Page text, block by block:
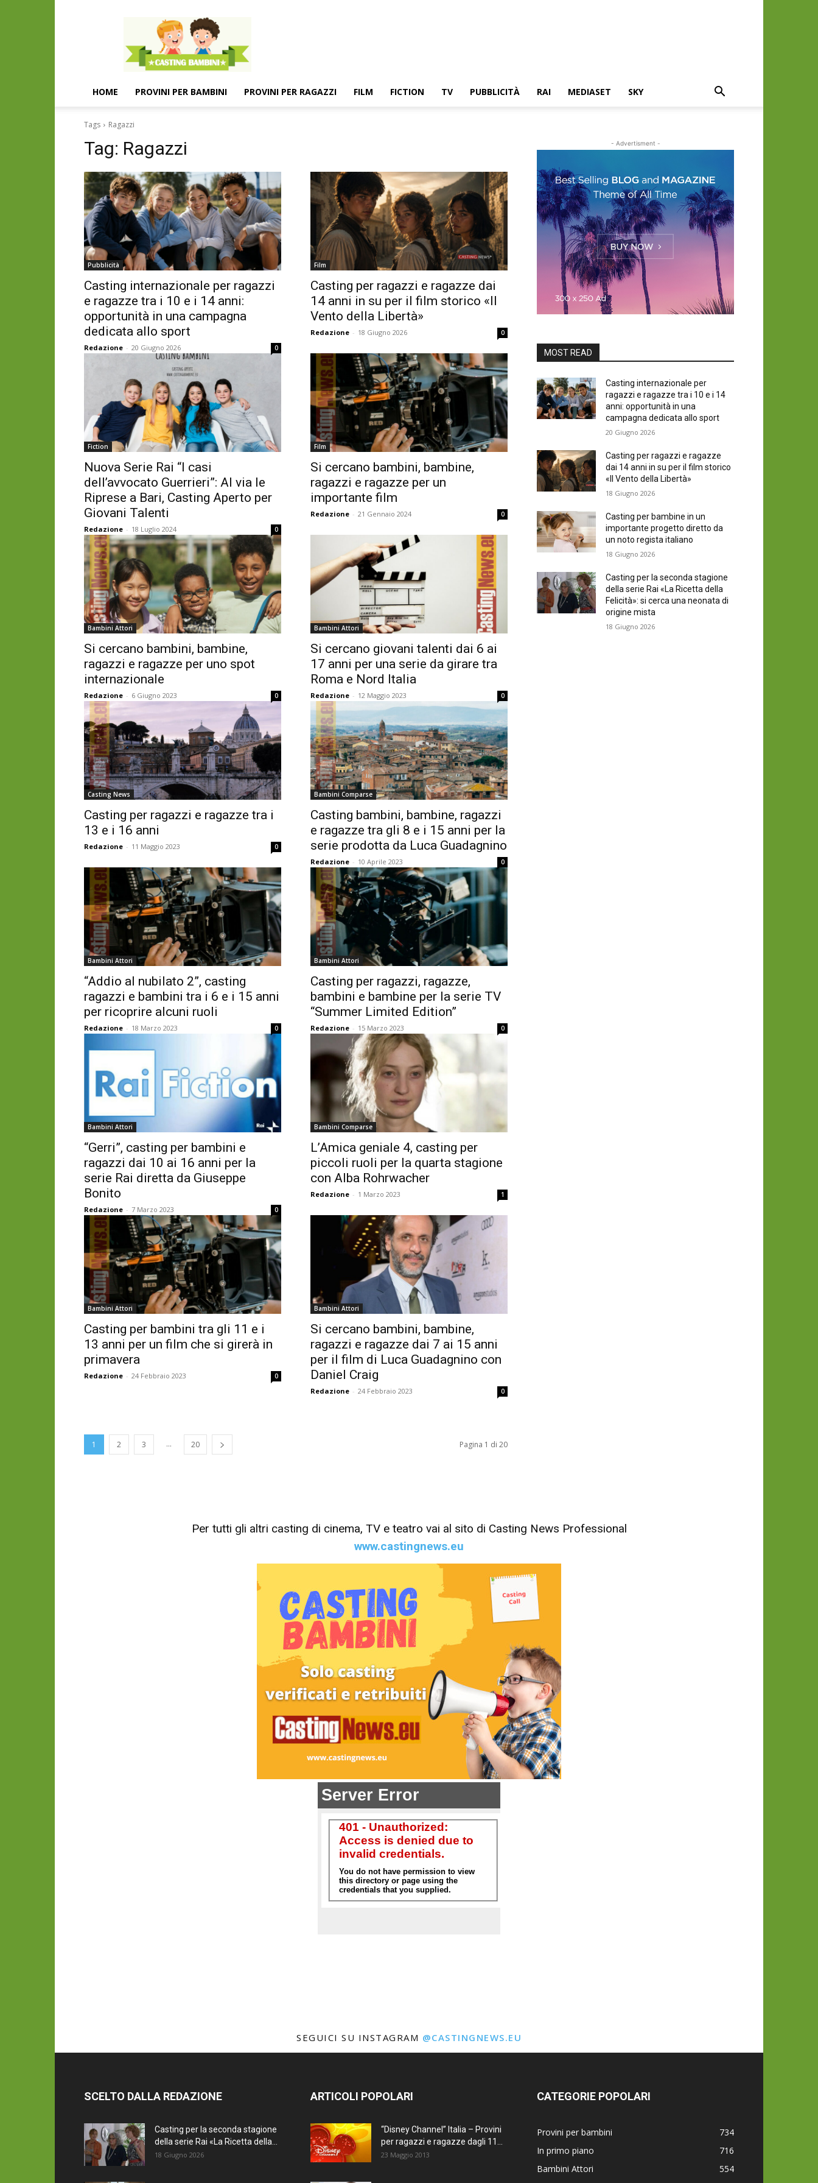
Casting
e
provini
per
bambini
e
HOME PROVINI PER BAMBINI PROVINI PER RAGAZZI FILM FICTION TV PUBBLICITÀ RAI MEDIASET SKY
Tags Ragazzi
Tag: Ragazzi
Pubblicità
Casting internazionale per ragazzi
e ragazze tra i 10 e i 14 anni:
opportunità in una campagna
dedicata allo sport
Redazione - 20 Giugno 2026 0
Film
Casting per ragazzi e ragazze dai
14 anni in su per il film storico «Il
Vento della Libertà»
Redazione - 18 Giugno 2026 0
Fiction
Nuova Serie Rai “I casi
dell’avvocato Guerrieri”: Al via le
Riprese a Bari, Casting Aperto per
Giovani Talenti
Redazione - 18 Luglio 2024 0
Film
Si cercano bambini, bambine,
ragazzi e ragazze per un
importante film
Redazione - 21 Gennaio 2024 0
Bambini Attori
Si cercano bambini, bambine,
ragazzi e ragazze per uno spot
internazionale
Redazione - 6 Giugno 2023 0
Bambini Attori
Si cercano giovani talenti dai 6 ai
17 anni per una serie da girare tra
Roma e Nord Italia
Redazione - 12 Maggio 2023 0
Casting News
Casting per ragazzi e ragazze tra i
13 e i 16 anni
Redazione - 11 Maggio 2023 0
Bambini Comparse
Casting bambini, bambine, ragazzi
e ragazze tra gli 8 e i 15 anni per la
serie prodotta da Luca Guadagnino
Redazione - 10 Aprile 2023 0
Bambini Attori
“Addio al nubilato 2”, casting
ragazzi e bambini tra i 6 e i 15 anni
per ricoprire alcuni ruoli
Redazione - 18 Marzo 2023 0
Bambini Attori
Casting per ragazzi, ragazze,
bambini e bambine per la serie TV
“Summer Limited Edition”
Redazione - 15 Marzo 2023 0
Bambini Attori
“Gerri”, casting per bambini e
ragazzi dai 10 ai 16 anni per la
serie Rai diretta da Giuseppe
Bonito
Redazione - 7 Marzo 2023 0
Bambini Comparse
L’Amica geniale 4, casting per
piccoli ruoli per la quarta stagione
con Alba Rohrwacher
Redazione - 1 Marzo 2023 1
Bambini Attori
Casting per bambini tra gli 11 e i
13 anni per un film che si girerà in
primavera
Redazione - 24 Febbraio 2023 0
Bambini Attori
Si cercano bambini, bambine,
ragazzi e ragazze dai 7 ai 15 anni
per il film di Luca Guadagnino con
Daniel Craig
Redazione - 24 Febbraio 2023 0
1 2 3 ... 20 Pagina 1 di 20
- Advertisment -
MOST READ
Casting internazionale per
ragazzi e ragazze tra i 10 e i 14
anni: opportunità in una
campagna dedicata allo sport
20 Giugno 2026
Casting per ragazzi e ragazze
dai 14 anni in su per il film storico
«Il Vento della Libertà»
18 Giugno 2026
Casting per bambine in un
importante progetto diretto da
un noto regista italiano
18 Giugno 2026
Casting per la seconda stagione
della serie Rai «La Ricetta della
Felicità»: si cerca una neonata di
origine mista
18 Giugno 2026
Per tutti gli altri casting di cinema, TV e teatro vai al sito di Casting News Professional
www.castingnews.eu
SEGUICI SU INSTAGRAM @CASTINGNEWS.EU
SCELTO DALLA REDAZIONE
Casting per la seconda stagione
della serie Rai «La Ricetta della...
18 Giugno 2026
ARTICOLI POPOLARI
“Disney Channel” Italia – Provini
per ragazzi e ragazze dagli 11...
23 Maggio 2013
CATEGORIE POPOLARI
Provini per bambini
734
In primo piano
716
Bambini Attori
554